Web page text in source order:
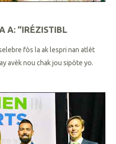
A: “IRÉZISTIBL
fòs la ak lespri nan atlèt
avèk nou chak jou sipòte yo.